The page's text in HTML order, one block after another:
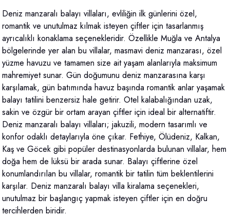
Deniz manzaralı balayı villaları, evliliğin ilk günlerini özel,
romantik ve unutulmaz kılmak isteyen çiftler için tasarlanmış
ayrıcalıklı konaklama seçenekleridir. Özellikle Muğla ve Antalya
bölgelerinde yer alan bu villalar, masmavi deniz manzarası, özel
yüzme havuzu ve tamamen size ait yaşam alanlarıyla maksimum
mahremiyet sunar. Gün doğumunu deniz manzarasına karşı
karşılamak, gün batımında havuz başında romantik anlar yaşamak
balayı tatilini benzersiz hale getirir. Otel kalabalığından uzak,
sakin ve özgür bir ortam arayan çiftler için ideal bir alternatiftir.
Deniz manzaralı balayı villaları; jakuzili, modern tasarımlı ve
konfor odaklı detaylarıyla öne çıkar. Fethiye, Ölüdeniz, Kalkan,
Kaş ve Göcek gibi popüler destinasyonlarda bulunan villalar, hem
doğa hem de lüksü bir arada sunar. Balayı çiftlerine özel
konumlandırılan bu villalar, romantik bir tatilin tüm beklentilerini
karşılar. Deniz manzaralı balayı villa kiralama seçenekleri,
unutulmaz bir başlangıç yapmak isteyen çiftler için en doğru
tercihlerden biridir.